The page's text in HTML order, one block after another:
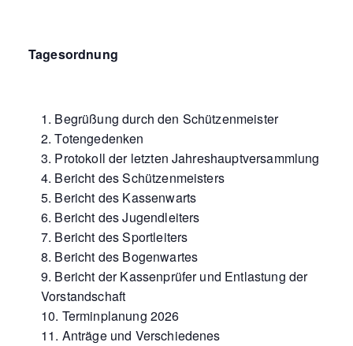
Tagesordnung
Begrüßung durch den Schützenmeister
Totengedenken
Protokoll der letzten Jahreshauptversammlung
Bericht des Schützenmeisters
Bericht des Kassenwarts
Bericht des Jugendleiters
Bericht des Sportleiters
Bericht des Bogenwartes
Bericht der Kassenprüfer und Entlastung der
Vorstandschaft
Terminplanung 2026
Anträge und Verschiedenes